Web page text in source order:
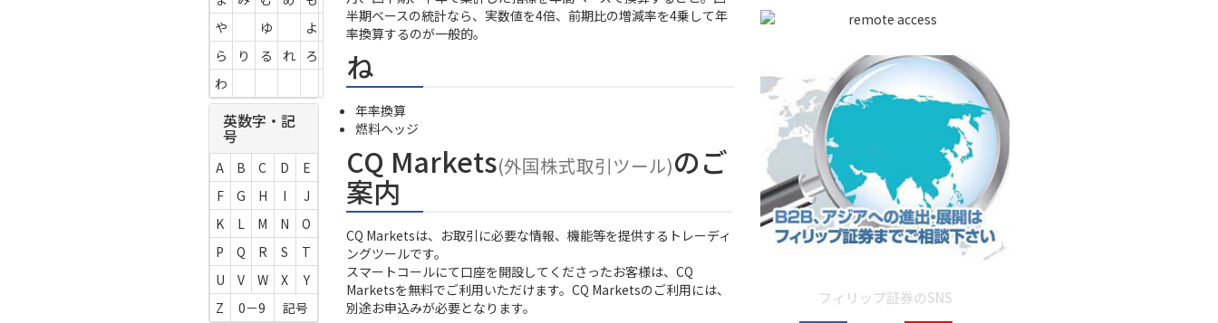
半期ベースの統計なら、実数値を4倍、前期比の増減率を4乗して年
率換算するのが一般的。
ね
年率換算
燃料ヘッジ
CQ Markets(外国株式取引ツール)のご
案内
CQ Marketsは、お取引に必要な情報、機能等を提供するトレーディ
ングツールです。
スマートコールにて口座を開設してくださったお客様は、CQ
Marketsを無料でご利用いただけます。CQ Marketsのご利用には、
別途お申込みが必要となります。
や
ゆ
よ
ら
り る れ
ろ
わ
英数字・記
号
A B C D
E
F
G H I
J
K
L M N
O
P
Q R S
T
U
V W X
Y
Z
0－9 記号
フィリップ証券のSNS